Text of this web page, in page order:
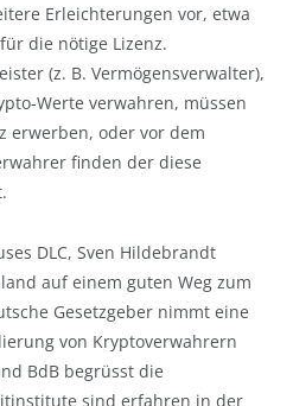
Erleichterungen vor, etwa
die nötige Lizenz.
(z. B. Vermögensverwalter),
Werte verwahren, müssen
erwerben, oder vor dem
finden der diese
DLC, Sven Hildebrandt
auf einem guten Weg zum
Gesetzgeber nimmt eine
von Kryptoverwahrern
BdB begrüsst die
sind erfahren in der